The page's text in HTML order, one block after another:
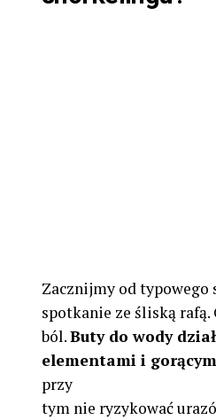
Zacznijmy od typowego
spotkanie ze śliską rafą.
ból.Buty do wody
elementami i
przy
tym nie ryzykować